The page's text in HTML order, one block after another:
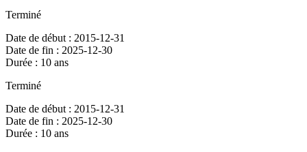
Terminé
Date de début : 2015-12-31
Date de fin : 2025-12-30
Durée : 10 ans
Terminé
Date de début : 2015-12-31
Date de fin : 2025-12-30
Durée : 10 ans